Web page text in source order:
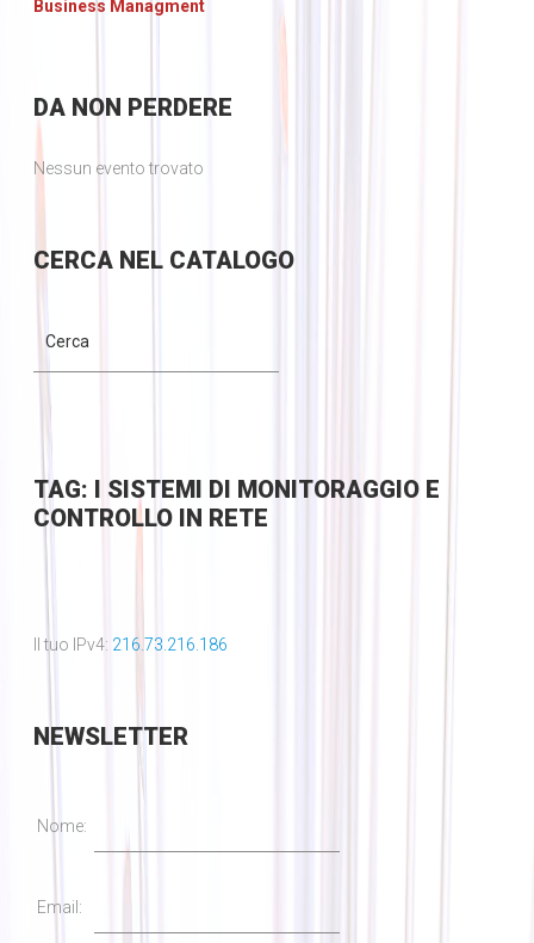
Business Managment
DANON PERDERE
Nessun evento trovato
CERCANEL CATALOGO
TAG: I SISTEMI DI MONITORAGGIO E
CONTROLLO IN RETE
Il tuo IPv4: 216.73.216.186
NEWSLETTER
Nome:
Email: